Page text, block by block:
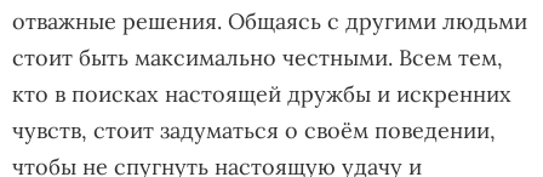
отважные решения. Общаясь с другими людьми
стоит быть максимально честными. Всем тем,
кто в поисках настоящей дружбы и искренних
чувств, стоит задуматься о своём поведении,
чтобы не спугнуть настоящую удачу и